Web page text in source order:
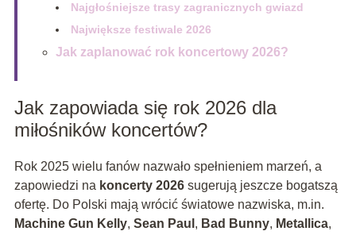
Najgłośniejsze trasy zagranicznych gwiazd
Największe festiwale 2026
Jak zaplanować rok koncertowy 2026?
Jak zapowiada się rok 2026 dla
miłośników koncertów?
Rok 2025 wielu fanów nazwało spełnieniem marzeń, a
zapowiedzi na koncerty 2026sugerują jeszcze bogatszą
ofertę. Do Polski mają wrócić światowe nazwiska, m.in.
Machine Gun Kelly, Sean Paul , Bad Bunny, Metallica,